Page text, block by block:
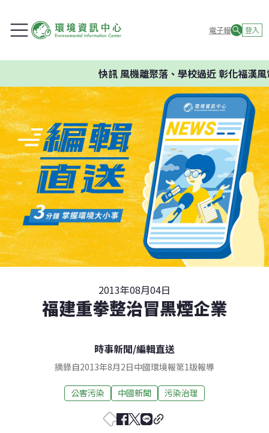
電子報 登入
快訊風機離聚落、學校過近 彰化福漢風
2013年08月04日
福建重拳整治冒黑煙企業
時事新聞/編輯直送
摘錄自2013年8月2日中國環境報第1版報導
公害污染 中國新聞 污染治理